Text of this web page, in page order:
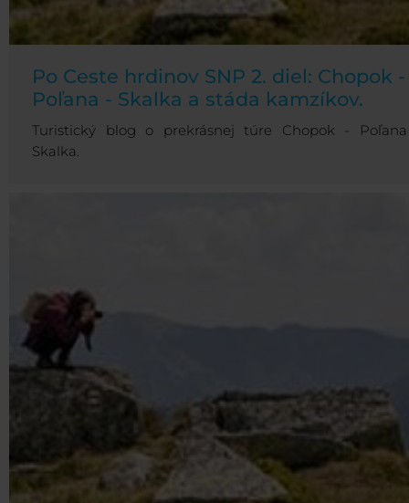
Po Ceste hrdinov SNP 2. diel: Chopok -
Poľana - Skalka a stáda kamzíkov.
Turistický blog o prekrásnej túre Chopok -
Skalka.